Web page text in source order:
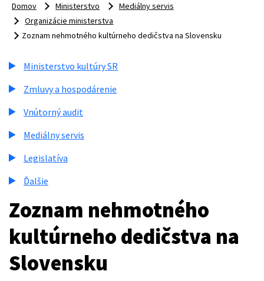
Domov Ministerstvo
Mediálny servis
Organizácie ministerstva
Zoznam nehmotného kultúrneho dedičstva na Slovensku
Ministerstvo kultúry SR
Zmluvy a hospodárenie
Vnútorný audit
Mediálny servis
Legislatíva
Ďalšie
Zoznam nehmotného
kultúrneho dedičstva na
Slovensku